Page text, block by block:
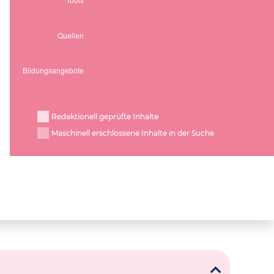
Redaktionell geprüfte Inhalte
Maschinell erschlossene Inhalte in der Suche